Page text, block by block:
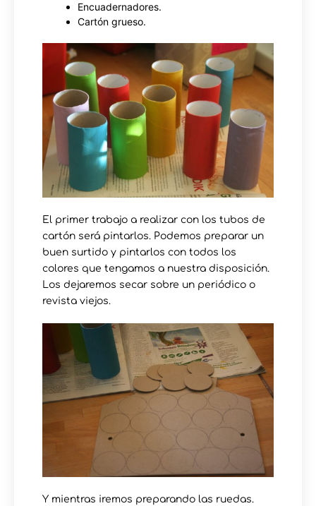
Encuadernadores.
Cartón grueso.
El primer trabajo a realizar con los tubos de
cartón será pintarlos. Podemos preparar un
buen surtido y pintarlos con todos los
colores que tengamos a nuestra disposición.
Los dejaremos secar sobre un periódico o
revista viejos.
Y mientras iremos preparando las ruedas.